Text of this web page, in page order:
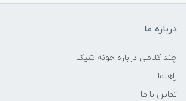
درباره ما
چند کلامی درباره خونه شیک
راهنما
تماس با ما